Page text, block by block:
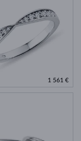
1 561 €